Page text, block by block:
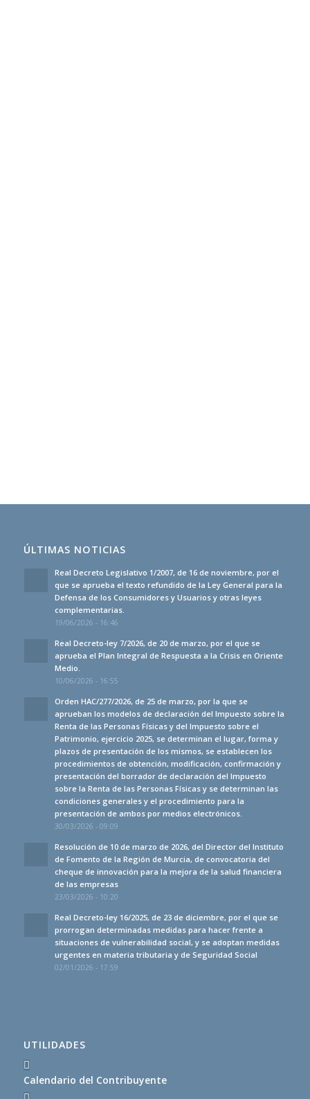
ÚLTIMAS NOTICIAS
Real Decreto Legislativo 1/2007, de 16 de noviembre, por el
que se aprueba el texto refundido de la Ley General para la
Defensa de los Consumidores y Usuarios y otras leyes
complementarias.
19/06/2026 - 16:46
Real Decreto-ley 7/2026, de 20 de marzo, por el que se
aprueba el Plan Integral de Respuesta a la Crisis en Oriente
Medio.
10/06/2026 - 16:55
Orden HAC/277/2026, de 25 de marzo, por la que se
aprueban los modelos de declaración del Impuesto sobre la
Renta de las Personas Físicas y del Impuesto sobre el
Patrimonio, ejercicio 2025, se determinan el lugar, forma y
plazos de presentación de los mismos, se establecen los
procedimientos de obtención, modificación, confirmación y
presentación del borrador de declaración del Impuesto
sobre la Renta de las Personas Físicas y se determinan las
condiciones generales y el procedimiento para la
presentación de ambos por medios electrónicos.
30/03/2026 - 09:09
Resolución de 10 de marzo de 2026, del Director del Instituto
de Fomento de la Región de Murcia, de convocatoria del
cheque de innovación para la mejora de la salud financiera
de las empresas
23/03/2026 - 10:20
Real Decreto-ley 16/2025, de 23 de diciembre, por el que se
prorrogan determinadas medidas para hacer frente a
situaciones de vulnerabilidad social, y se adoptan medidas
urgentes en materia tributaria y de Seguridad Social
02/01/2026 - 17:59
UTILIDADES
Calendario del Contribuyente